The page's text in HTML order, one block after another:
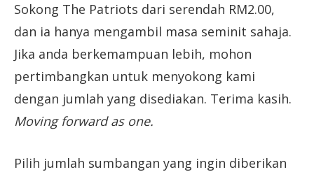
Sokong The Patriots dari serendah RM2.00,
dan ia hanya mengambil masa seminit sahaja.
Jika anda berkemampuan lebih, mohon
pertimbangkan untuk menyokong kami
dengan jumlah yang disediakan. Terima kasih.
Moving forward as one.
Pilih jumlah sumbangan yang ingin diberikan